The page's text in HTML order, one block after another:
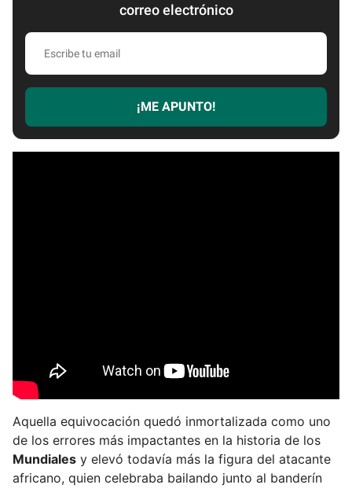
correo electrónico
E
c
r
e
¡ME APUNTO!
Aquella equivocación quedó inmortalizada como uno
de los errores más impactantes en la historia de los
Mundiales y elevó todavía más la figura del atacante
africano, quien celebraba bailando junto al banderín